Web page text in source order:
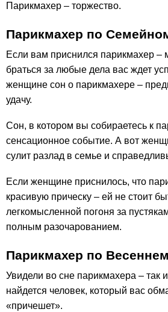
Парикмахер – торжество.
Парикмахер по
Если вам приснился парикмахер –
браться за любые дела вас ждет
женщине сон о парикмахере –
удачу.
Сон, в котором вы собираетесь к
сенсационное событие. А вот
сулит разлад в семье и
Если женщине приснилось, что
красивую прическу – ей не стоит
легкомысленной погоня за
полным разочарованием.
Парикмахер по
Увидели во сне парикмахера – так
найдется человек, который вас
«причешет».